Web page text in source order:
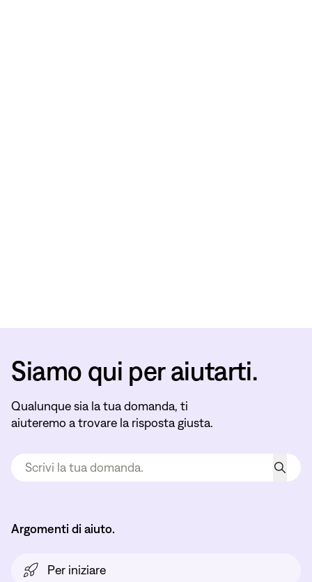
Siamo qui per aiutarti.
Qualunque sia la tua domanda, ti
aiuteremo a trovare la risposta giusta.
Argomenti di aiuto.
Per iniziare